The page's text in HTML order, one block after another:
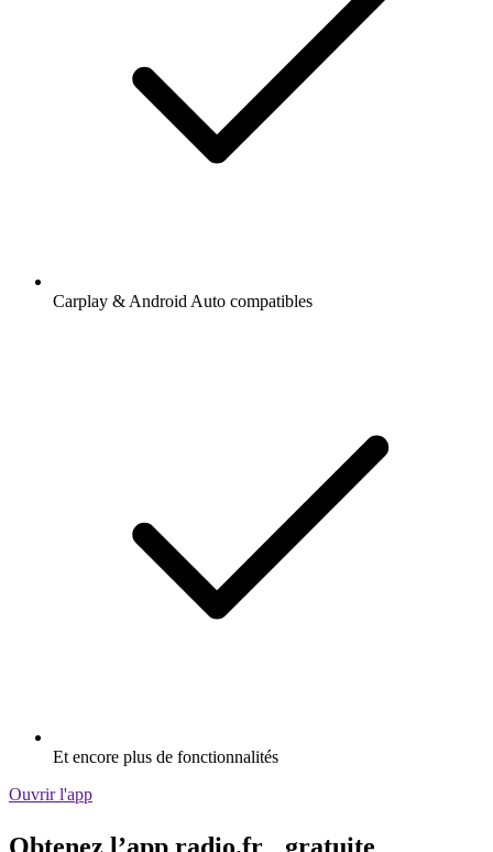
Carplay & Android Auto compatibles
Et encore plus de fonctionnalités
Ouvrir l'app